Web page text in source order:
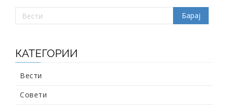
КАТЕГОРИИ
Вести
Совети